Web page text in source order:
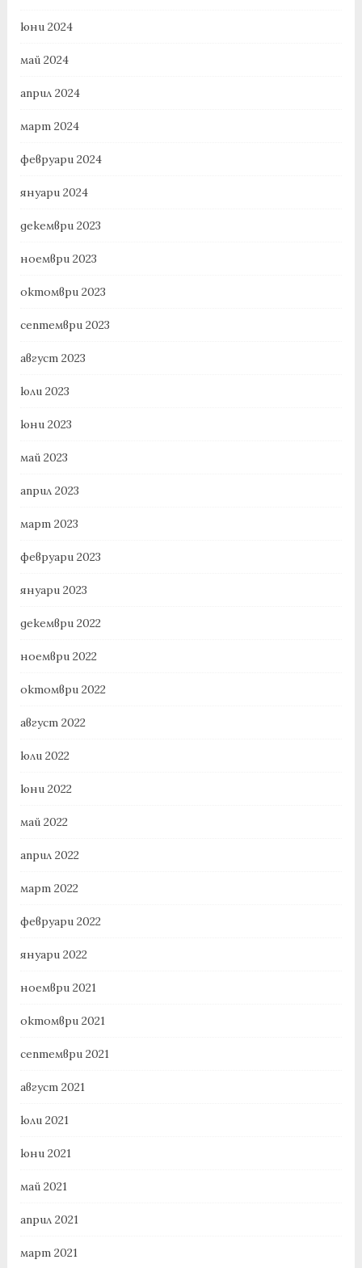
юни 2024
май 2024
април 2024
март 2024
февруари 2024
януари 2024
декември 2023
ноември 2023
октомври 2023
септември 2023
август 2023
юли 2023
юни 2023
май 2023
април 2023
март 2023
февруари 2023
януари 2023
декември 2022
ноември 2022
октомври 2022
август 2022
юли 2022
юни 2022
май 2022
април 2022
март 2022
февруари 2022
януари 2022
ноември 2021
октомври 2021
септември 2021
август 2021
юли 2021
юни 2021
май 2021
април 2021
март 2021